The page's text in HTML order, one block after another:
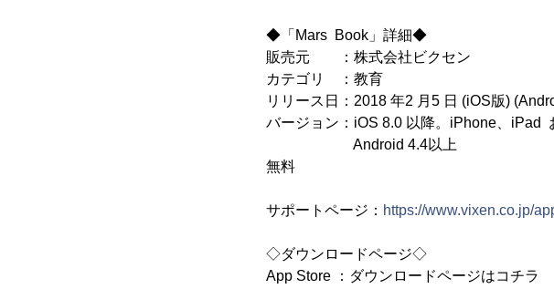
◆「Mars Book」詳細◆
販売元 ：株式会社ビクセン
カテゴリ ：教育
リリース日：2018 年2 月5 日 (iOS版)
バージョン：iOS 8.0 以降。iPhone、iPad
Android 4.4以上
無料
サポートページ： https://www.vixen.co.jp/
◇ダウンロードページ◇
App Store ：ダウンロードページはコチラ